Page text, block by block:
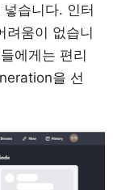
습니다. 인터
움이 없습니
에게는 편리
을 선